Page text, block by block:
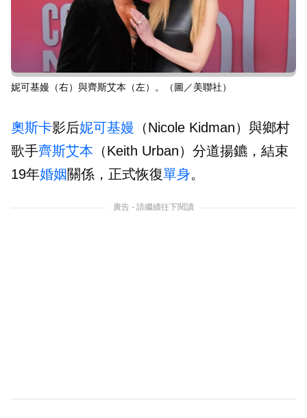
妮可基嫚（右）與齊斯艾本（左）。（圖／美聯社）
奧斯卡影后妮可基嫚 （Nicole Kidman）與鄉村
歌手齊斯艾本 （Keith Urban）分道揚鑣，結束
19年婚姻關係，正式恢復單身。
廣告 - 請繼續往下閱讀